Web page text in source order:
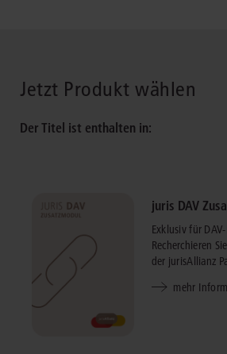
Jetzt Produkt wählen
Der Titel ist enthalten in:
juris DAV
Exklusiv für
Recherchieren
der jurisAllianz
mehr